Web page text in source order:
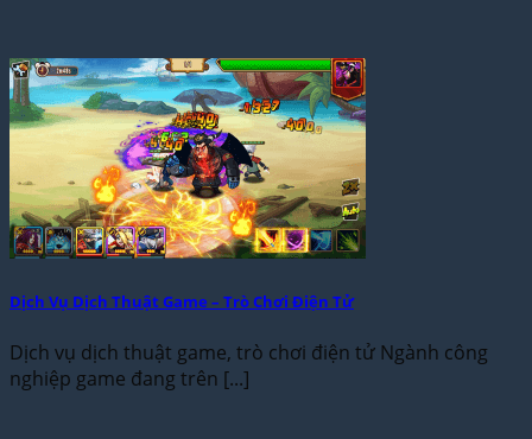
Dịch Vụ Dịch Thuật Game – Trò Chơi Điện Tử
Dịch vụ dịch thuật game, trò chơi điện tử Ngành công
nghiệp game đang trên [...]